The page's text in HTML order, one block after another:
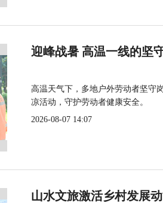
迎峰战暑 高温一线的坚
高温天气下，多地户外劳动者坚守
凉活动，守护劳动者健康安全。
2026-08-07 14:07
山水文旅激活乡村发展